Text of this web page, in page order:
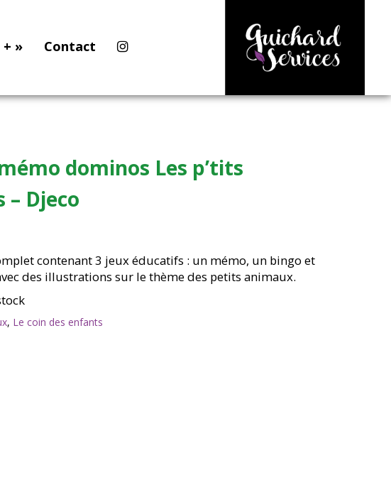
+ » Contact
dominos Les p’tits
– Djeco
contenant 3 jeux éducatifs : un mémo, un bingo et
des illustrations sur le thème des petits animaux.
, Le coin des enfants